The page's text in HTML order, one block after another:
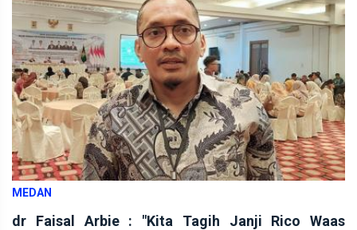
MEDAN
dr Faisal Arbie : "Kita Tagih Janji Rico Waas